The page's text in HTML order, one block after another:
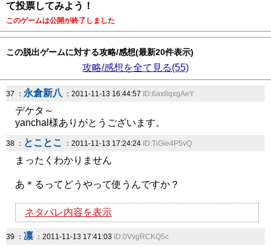
て投票してみよう！
このゲームは公開が終了しました
この脱出ゲームに対する攻略/感想(最新20件表示)
攻略/感想を全て見る(55)
37 ： 永倉新八 ：2011-11-13 16:44:57 ID:6ax8qxgAeY
デケタ～
yanchal様ありがとうございます。
38 ： とことこ ：2011-11-13 17:24:24 ID:TiGie4P5vQ
まったくわかりません
あ＊るってどうやって使うんですか？
ネタバレ内容を表示
39 ： 凛 ：2011-11-13 17:41:03 ID:0VvgRCKQ5c